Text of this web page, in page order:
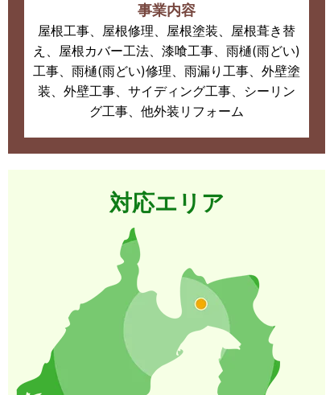
事業内容
屋根工事、屋根修理、屋根塗装、屋根葺き替
え、屋根カバー工法、漆喰工事、雨樋(雨どい)
工事、雨樋(雨どい)修理、雨漏り工事、外壁塗
装、外壁工事、サイディング工事、シーリン
グ工事、他外装リフォーム
対応エリア